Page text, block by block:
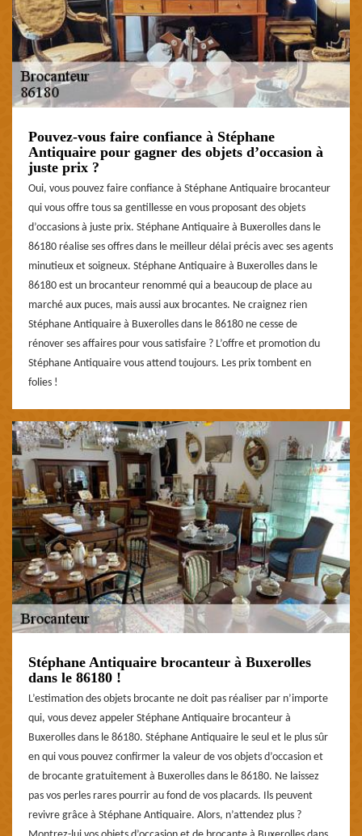
Pouvez-vous faire confiance à Stéphane
Antiquaire pour gagner des objets d’occasion à
juste prix ?
Oui, vous pouvez faire confiance à Stéphane Antiquaire brocanteur
qui vous offre tous sa gentillesse en vous proposant des objets
d’occasions à juste prix. Stéphane Antiquaire à Buxerolles dans le
86180 réalise ses offres dans le meilleur délai précis avec ses agents
minutieux et soigneux. Stéphane Antiquaire à Buxerolles dans le
86180 est un brocanteur renommé qui a beaucoup de place au
marché aux puces, mais aussi aux brocantes. Ne craignez rien
Stéphane Antiquaire à Buxerolles dans le 86180 ne cesse de
rénover ses affaires pour vous satisfaire ? L’offre et promotion du
Stéphane Antiquaire vous attend toujours. Les prix tombent en
folies !
Stéphane Antiquaire brocanteur à Buxerolles
dans le 86180 !
L’estimation des objets brocante ne doit pas réaliser par n’importe
qui, vous devez appeler Stéphane Antiquaire brocanteur à
Buxerolles dans le 86180. Stéphane Antiquaire le seul et le plus sûr
en qui vous pouvez confirmer la valeur de vos objets d’occasion et
de brocante gratuitement à Buxerolles dans le 86180. Ne laissez
pas vos perles rares pourrir au fond de vos placards. Ils peuvent
revivre grâce à Stéphane Antiquaire. Alors, n’attendez plus ?